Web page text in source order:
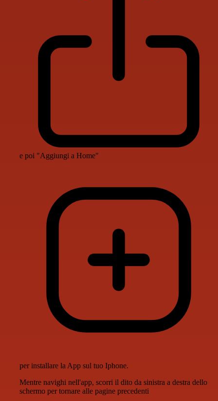
e poi "Aggiungi a Home"
per installare la App sul tuo Iphone.
Mentre navighi nell'app, scorri il dito da sinistra a destra dello
schermo per tornare alle pagine precedenti